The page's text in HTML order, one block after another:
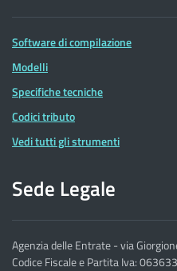
Software di compilazione
Modelli
Specifiche tecniche
Codici tributo
Vedi tutti gli strumenti
Sede Legale
Agenzia delle Entrate - via
Codice Fiscale e Partita Iva: